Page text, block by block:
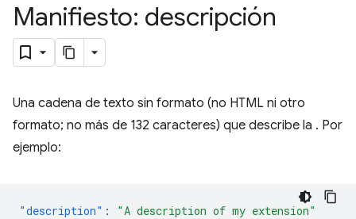
Manifiesto: descripción
Una cadena de texto sin formato (no HTML ni otro
formato; no más de 132 caracteres) que describe la . Por
ejemplo:
"description" : "A description of my extension"